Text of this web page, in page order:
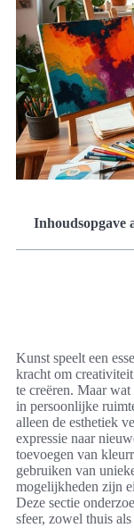
Inhoudsopgave
Kunst speelt een
kracht om
te creëren. Maar
in persoonlijke
alleen de esthetiek
expressie naar
toevoegen van
gebruiken van
mogelijkheden zijn
Deze sectie
sfeer, zowel thuis